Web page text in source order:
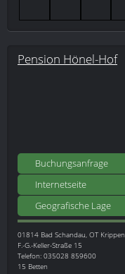
Pension Hönel-Hof
Buchungsanfrage
Internetseite
Geografische Lage
01814 Bad Schandau, OT Krippen
F.-G.-Keller-Straße 15
Telefon: 035028 859600
15 Betten